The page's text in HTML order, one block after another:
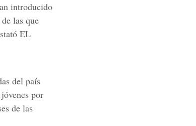
introducido
las que
EL
del país
por
de las